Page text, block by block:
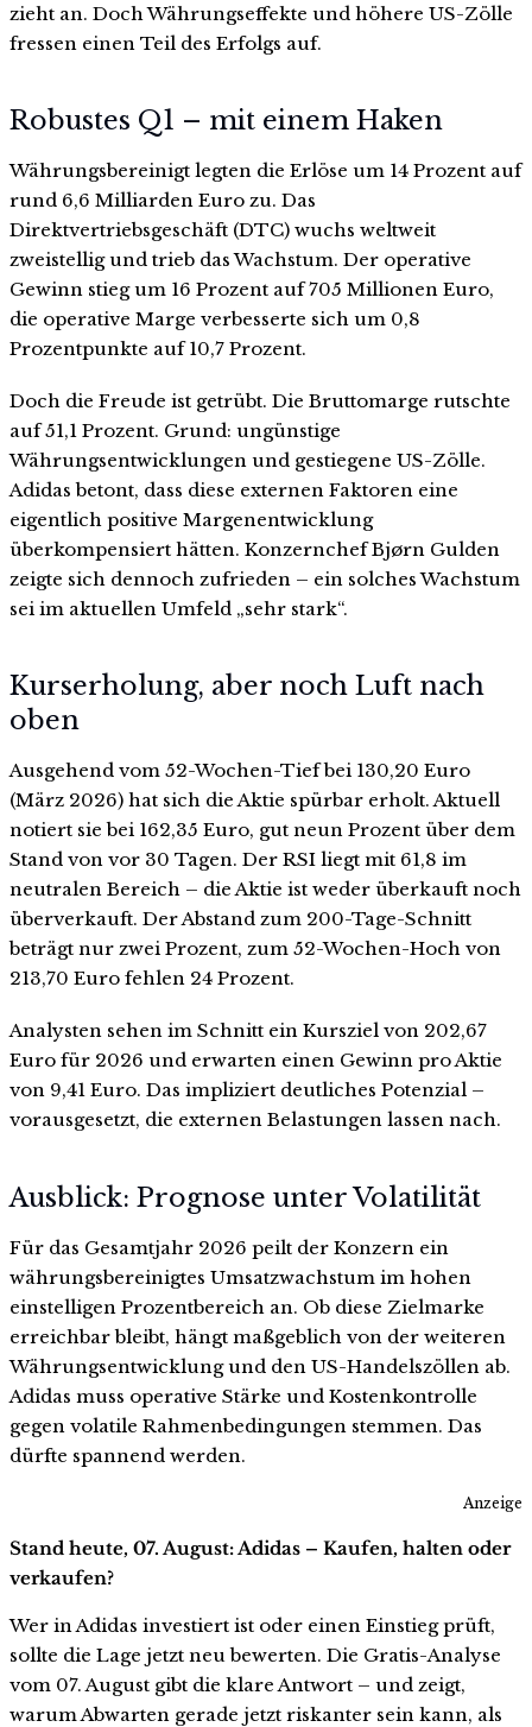
zieht an. Doch Währungseffekte und höhere US-Zölle
fressen einen Teil des Erfolgs auf.
Robustes Q1 – mit einem Haken
Währungsbereinigt legten die Erlöse um 14 Prozent auf
rund 6,6 Milliarden Euro zu. Das
Direktvertriebsgeschäft (DTC) wuchs weltweit
zweistellig und trieb das Wachstum. Der operative
Gewinn stieg um 16 Prozent auf 705 Millionen Euro,
die operative Marge verbesserte sich um 0,8
Prozentpunkte auf 10,7 Prozent.
Doch die Freude ist getrübt. Die Bruttomarge rutschte
auf 51,1 Prozent. Grund: ungünstige
Währungsentwicklungen und gestiegene US-Zölle.
Adidas betont, dass diese externen Faktoren eine
eigentlich positive Margenentwicklung
überkompensiert hätten. Konzernchef Bjørn Gulden
zeigte sich dennoch zufrieden – ein solches Wachstum
sei im aktuellen Umfeld „sehr stark“.
Kurserholung, aber noch Luft nach
oben
Ausgehend vom 52-Wochen-Tief bei 130,20 Euro
(März 2026) hat sich die Aktie spürbar erholt. Aktuell
notiert sie bei 162,35 Euro, gut neun Prozent über dem
Stand von vor 30 Tagen. Der RSI liegt mit 61,8 im
neutralen Bereich – die Aktie ist weder überkauft noch
überverkauft. Der Abstand zum 200-Tage-Schnitt
beträgt nur zwei Prozent, zum 52-Wochen-Hoch von
213,70 Euro fehlen 24 Prozent.
Analysten sehen im Schnitt ein Kursziel von 202,67
Euro für 2026 und erwarten einen Gewinn pro Aktie
von 9,41 Euro. Das impliziert deutliches Potenzial –
vorausgesetzt, die externen Belastungen lassen nach.
Ausblick: Prognose unter Volatilität
Für das Gesamtjahr 2026 peilt der Konzern ein
währungsbereinigtes Umsatzwachstum im hohen
einstelligen Prozentbereich an. Ob diese Zielmarke
erreichbar bleibt, hängt maßgeblich von der weiteren
Währungsentwicklung und den US-Handelszöllen ab.
Adidas muss operative Stärke und Kostenkontrolle
gegen volatile Rahmenbedingungen stemmen. Das
dürfte spannend werden.
Anzeige
Stand heute, 07. August: Adidas – Kaufen, halten oder
verkaufen?
Wer in Adidas investiert ist oder einen Einstieg prüft,
sollte die Lage jetzt neu bewerten. Die Gratis-Analyse
vom 07. August gibt die klare Antwort – und zeigt,
warum Abwarten gerade jetzt riskanter sein kann, als